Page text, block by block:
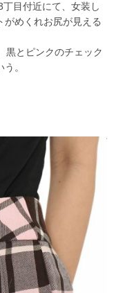
目付近にて、女装し
がめくれお尻が見える
黒とピンクのチェック
。